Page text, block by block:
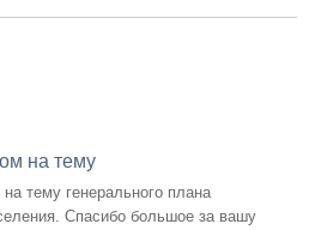
на тему
тему генерального плана
Спасибо большое за вашу